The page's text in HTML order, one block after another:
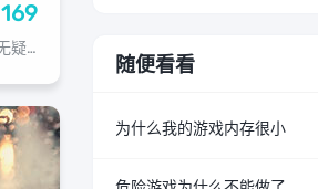
169
大话西游游戏为何结婚：一场关于爱情与选择的探索在《大话西游》这款游戏中，婚姻无疑是玩家最为关心的主题之一，这款游戏不仅需要玩家通过经营自己的家园、发展职业，还要在游戏中体验到各种各样的爱情故事，为什么会有这么多玩家热衷于在游...
随便看看
为什么我的游戏内存很小